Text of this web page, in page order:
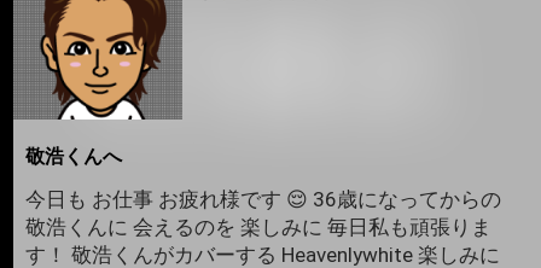
敬浩くんへ
今日も お仕事 お疲れ様です 😌 36歳になってからの
敬浩くんに 会えるのを 楽しみに 毎日私も頑張りま
す！ 敬浩くんがカバーする Heavenlywhite 楽しみに